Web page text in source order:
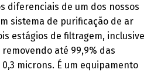
diferenciais de um dos nossos
sistema de purificação de ar
estágios de filtragem, inclusive
até 99,9% das
microns. É um equipamento